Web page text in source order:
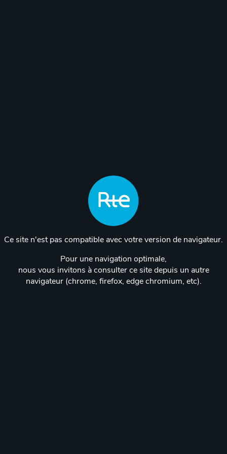
Ce site n'est pas compatible avec votre version de navigateur.
Pour une navigation optimale,
nous vous invitons à consulter ce site depuis un autre
navigateur (chrome, firefox, edge chromium, etc).